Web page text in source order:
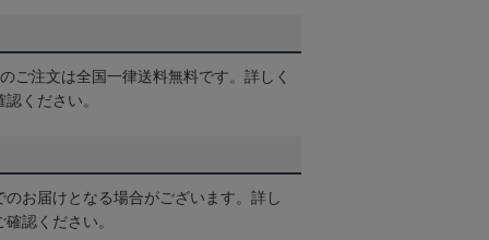
ご注文は全国一律送料無料です。詳しく
認ください。
お届けとなる場合がございます。詳し
確認ください。